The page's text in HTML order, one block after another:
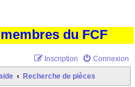
du FCF
Connexion
Inscription
Recherche de pièces